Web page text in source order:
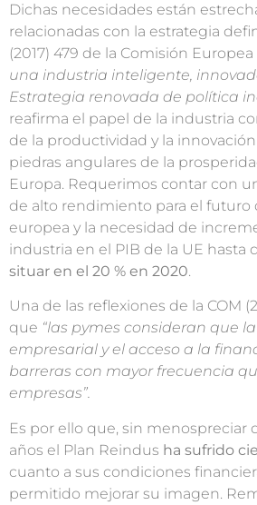
Dichas necesidades están
relacionadas con la estrategia
(2017) 479 de la Comisión Europea
una industria inteligente,
Estrategia renovada de política
reafirma el papel de la industria
de la productividad y la
piedras angulares de la
Europa. Requerimos contar con
de alto rendimiento para el futuro
europea y la necesidad de
industria en el PIB de la UE hasta
situar en el 20 % en 2020.
Una de las reflexiones de la COM
que “las pymes consideran que
empresarial y el acceso a la
barreras con mayor frecuencia
empresas”.
Es por ello que, sin menospreciar
años el Plan Reindus ha sufrido
cuanto a sus condiciones
permitido mejorar su imagen.